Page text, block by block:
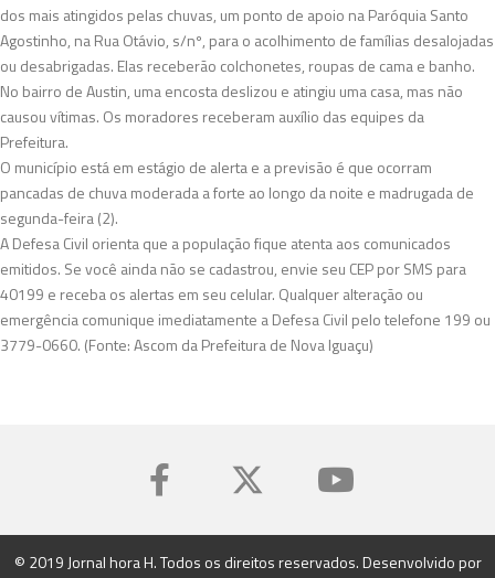
dos mais atingidos pelas chuvas, um ponto de apoio na Paróquia Santo
Agostinho, na Rua Otávio, s/nº, para o acolhimento de famílias desalojadas
ou desabrigadas. Elas receberão colchonetes, roupas de cama e banho.
No bairro de Austin, uma encosta deslizou e atingiu uma casa, mas não
causou vítimas. Os moradores receberam auxílio das equipes da
Prefeitura.
O município está em estágio de alerta e a previsão é que ocorram
pancadas de chuva moderada a forte ao longo da noite e madrugada de
segunda-feira (2).
A Defesa Civil orienta que a população fique atenta aos comunicados
emitidos. Se você ainda não se cadastrou, envie seu CEP por SMS para
40199 e receba os alertas em seu celular. Qualquer alteração ou
emergência comunique imediatamente a Defesa Civil pelo telefone 199 ou
3779-0660. (Fonte: Ascom da Prefeitura de Nova Iguaçu)
© 2019 Jornal hora H. Todos os direitos reservados. Desenvolvido por